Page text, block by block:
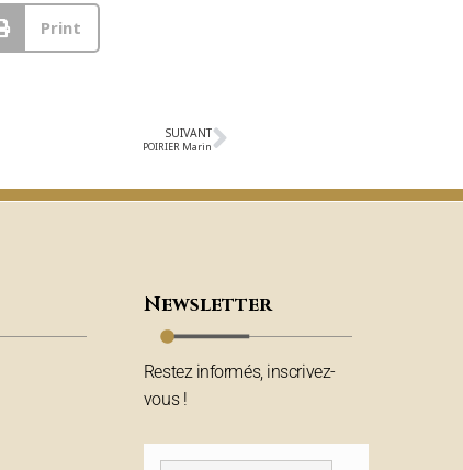
Print
SUIVANT
POIRIER Marin
Newsletter
Restez informés, inscrivez-
vous !